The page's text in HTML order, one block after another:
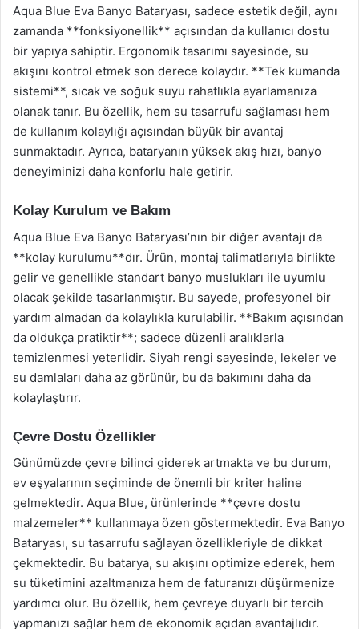
Aqua Blue Eva Banyo Bataryası, sadece estetik değil, aynı
zamanda **fonksiyonellik** açısından da kullanıcı dostu
bir yapıya sahiptir. Ergonomik tasarımı sayesinde, su
akışını kontrol etmek son derece kolaydır. **Tek kumanda
sistemi**, sıcak ve soğuk suyu rahatlıkla ayarlamanıza
olanak tanır. Bu özellik, hem su tasarrufu sağlaması hem
de kullanım kolaylığı açısından büyük bir avantaj
sunmaktadır. Ayrıca, bataryanın yüksek akış hızı, banyo
deneyiminizi daha konforlu hale getirir.
Kolay Kurulum ve Bakım
Aqua Blue Eva Banyo Bataryası’nın bir diğer avantajı da
**kolay kurulumu**dır. Ürün, montaj talimatlarıyla birlikte
gelir ve genellikle standart banyo muslukları ile uyumlu
olacak şekilde tasarlanmıştır. Bu sayede, profesyonel bir
yardım almadan da kolaylıkla kurulabilir. **Bakım açısından
da oldukça pratiktir**; sadece düzenli aralıklarla
temizlenmesi yeterlidir. Siyah rengi sayesinde, lekeler ve
su damlaları daha az görünür, bu da bakımını daha da
kolaylaştırır.
Çevre Dostu Özellikler
Günümüzde çevre bilinci giderek artmakta ve bu durum,
ev eşyalarının seçiminde de önemli bir kriter haline
gelmektedir. Aqua Blue, ürünlerinde **çevre dostu
malzemeler** kullanmaya özen göstermektedir. Eva Banyo
Bataryası, su tasarrufu sağlayan özellikleriyle de dikkat
çekmektedir. Bu batarya, su akışını optimize ederek, hem
su tüketimini azaltmanıza hem de faturanızı düşürmenize
yardımcı olur. Bu özellik, hem çevreye duyarlı bir tercih
yapmanızı sağlar hem de ekonomik açıdan avantajlıdır.